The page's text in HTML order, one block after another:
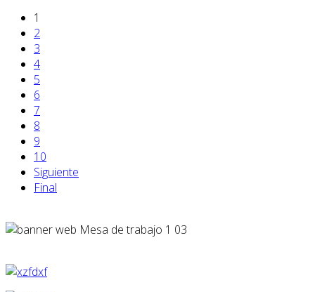
1
2
3
4
5
6
7
8
9
10
Siguiente
Final